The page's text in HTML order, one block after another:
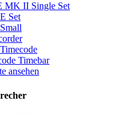
MK II Single Set
Set
Timebar
ansehen